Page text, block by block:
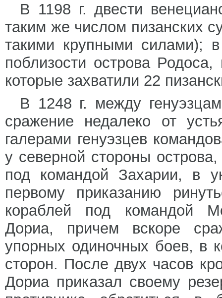
В 1198 г. двести
таким же числом пизанских
такими крупными силами);
поблизости острова
которые захватили 22
В 1248 г. между
сражение недалеко от
галерами генуэзцев
у северной стороны
под командой Захарии, в
первому приказанию
кораблей под командой
Дориа, причем вскоре
упорных одиночных боев, в
сторон. После двух часов
Дориа приказал своему